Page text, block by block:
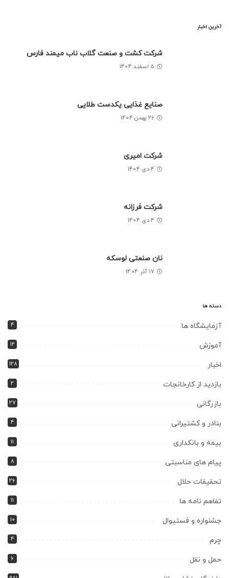
آخرین اخبار
شرکت کشت و صنعت گلاب ناب میمند فارس
5 اسفند 1404
صنایع غذایی یکدست طلایی
26 بهمن 1404
شرکت امیری
4 دی 1404
شرکت فرزانه
4 دی 1404
نان صنعتی لوسکه
17 آذر 1404
دسته ها
آزمایشگاه ها 4
آموزش 12
اخبار 128
بازدید از کارخانجات 2
بازرگانی 27
بنادر و کشتیرانی 4
بیمه و بانکداری 11
پیام های مناسبتی 8
تحقیقات حلال 26
تفاهم نامه ها 11
جشنواره و فستیوال 10
چرم 4
حمل و نقل 6